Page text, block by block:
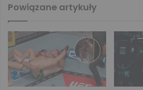
Powiązane artykuły